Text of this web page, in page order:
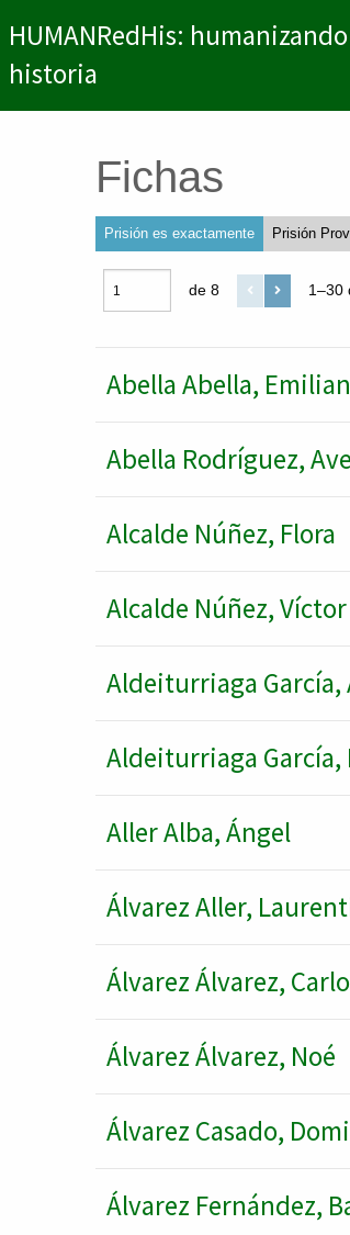
HUMANRedHis:
historia
Fichas
Prisión es exactamente Prisión
de 8 1–30
Abella Abella,
Abella Rodríguez,
Alcalde Núñez, Flora
Alcalde Núñez, Víctor
Aldeiturriaga García,
Aldeiturriaga García,
Aller Alba, Ángel
Álvarez Aller,
Álvarez Álvarez,
Álvarez Álvarez, Noé
Álvarez Casado,
Álvarez Fernández,